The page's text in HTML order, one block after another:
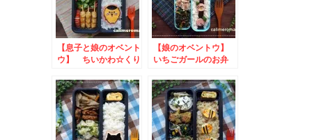
【息子と娘のオベント
ウ】 ちいかわ☆くり
toあぐりっ子フォト
コンテスト
【娘のオベントウ】
いちごガールのお弁
ッピーデコ！キャンペ
ーン